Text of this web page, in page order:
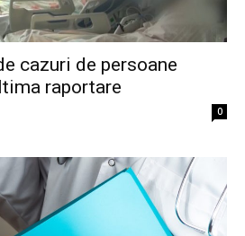
cazuri de persoane
raportare
0